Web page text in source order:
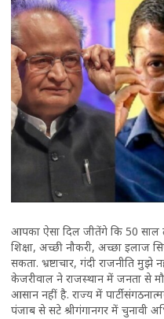
आपका ऐसा दिल जीतेंगे कि 50 साल
शिक्षा, अच्छी नौकरी, अच्छा इलाज
सकता. भ्रष्टाचार, गंदी राजनीति
केजरीवाल ने राजस्थान में जनता से
आसान नहीं है. राज्य में पार्टी
पंजाब से सटे श्रीगंगानगर में चुनावी